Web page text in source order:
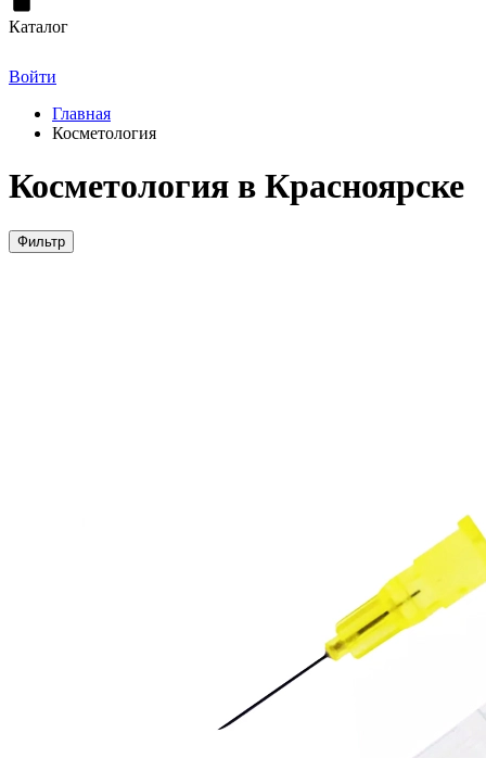
Каталог
Войти
Главная
Косметология
Косметология в Красноярске
Фильтр